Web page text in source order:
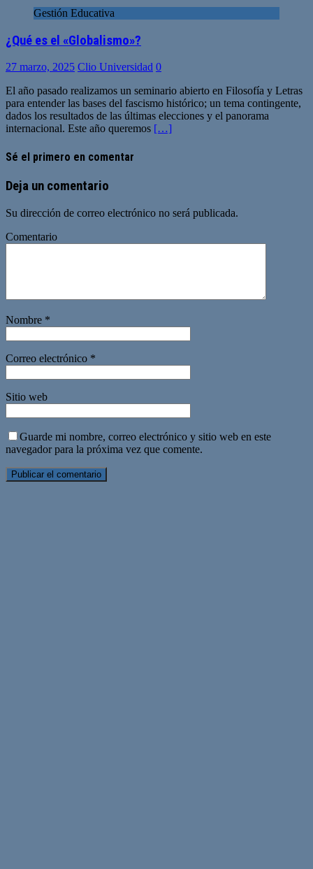
Gestión Educativa
¿Qué es el «Globalismo»?
27 marzo, 2025 Clio Universidad 0
El año pasado realizamos un seminario abierto en Filosofía y Letras
para entender las bases del fascismo histórico; un tema contingente,
dados los resultados de las últimas elecciones y el panorama
internacional. Este año queremos […]
Sé el primero en comentar
Deja un comentario
Su dirección de correo electrónico no será publicada.
Comentario
Nombre *
Correo electrónico *
Sitio web
Guarde mi nombre, correo electrónico y sitio web en este
navegador para la próxima vez que comente.